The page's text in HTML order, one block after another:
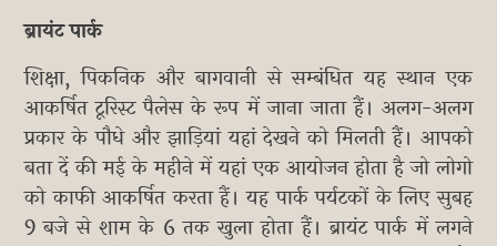
ब्रायंट पार्क
शिक्षा, पिकनिक और बागवानी से सम्बंधित यह स्थान एक
आकर्षित टूरिस्ट पैलेस के रूप में जाना जाता हैं। अलग-अलग
प्रकार के पौधे और झाड़ियां यहां देखने को मिलती हैं। आपको
बता दें की मई के महीने में यहां एक आयोजन होता है जो लोगो
को काफी आकर्षित करता हैं। यह पार्क पर्यटकों के लिए सुबह
9 बजे से शाम के 6 तक खुला होता हैं। ब्रायंट पार्क में लगने